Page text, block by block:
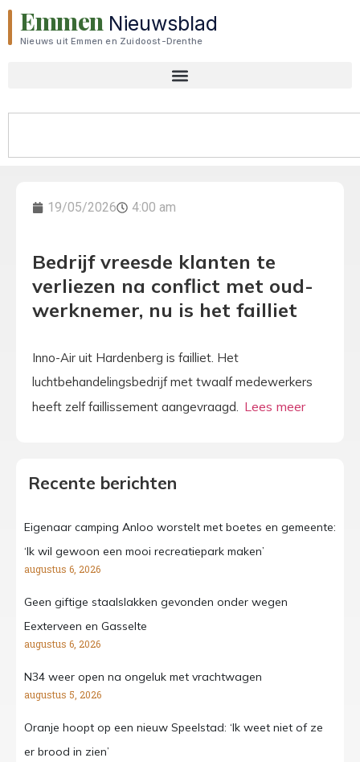
Emmen Nieuwsblad
Nieuws uit Emmen en Zuidoost-Drenthe
19/05/2026 4:00 am
Bedrijf vreesde klanten te
verliezen na conflict met oud-
werknemer, nu is het failliet
Inno-Air uit Hardenberg is failliet. Het
luchtbehandelingsbedrijf met twaalf medewerkers
heeft zelf faillissement aangevraagd.
Recente berichten
Eigenaar camping Anloo worstelt met boetes en gemeente:
‘Ik wil gewoon een mooi recreatiepark maken’
augustus 6, 2026
Geen giftige staalslakken gevonden onder wegen
Eexterveen en Gasselte
augustus 6, 2026
N34 weer open na ongeluk met vrachtwagen
augustus 5, 2026
Oranje hoopt op een nieuw Speelstad: ‘Ik weet niet of ze
er brood in zien’